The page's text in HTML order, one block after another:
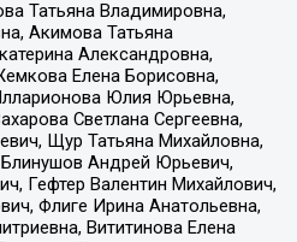
Татьяна Владимировна,
Акимова Татьяна
Александровна,
Елена Борисовна,
Юлия Юрьевна,
Светлана Сергеевна,
Щур Татьяна Михайловна,
Андрей Юрьевич,
Гефтер Валентин Михайлович,
Флиге Ирина Анатольевна,
Вититинова Елена